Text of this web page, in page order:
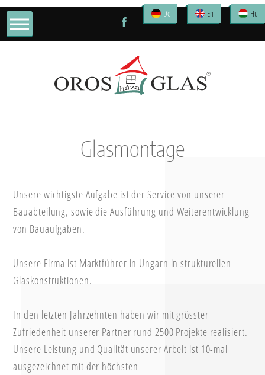
De En Hu
Glasmontage
Unsere wichtigste Aufgabe ist der Service von unserer
Bauabteilung, sowie die Ausführung und Weiterentwicklung
von Bauaufgaben.
Unsere Firma ist Marktführer in Ungarn in strukturellen
Glaskonstruktionen.
In den letzten Jahrzehnten haben wir mit grösster
Zufriedenheit unserer Partner rund 2500 Projekte realisiert.
Unsere Leistung und Qualität unserer Arbeit ist 10-mal
ausgezeichnet mit der höchsten